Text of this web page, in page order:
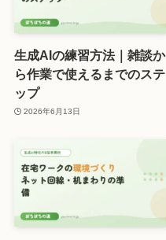
生成AIの練習方法｜雑談か
ら作業で使えるまでのステ
ップ
2026年6月13日